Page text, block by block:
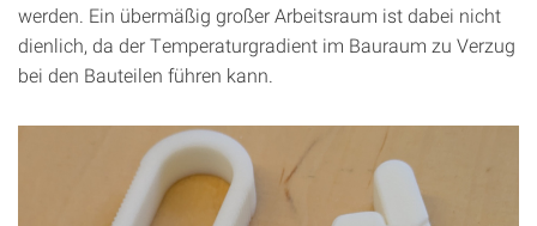
werden. Ein übermäßig großer Arbeitsraum ist dabei nicht
dienlich, da der Temperaturgradient im Bauraum zu Verzug
bei den Bauteilen führen kann.